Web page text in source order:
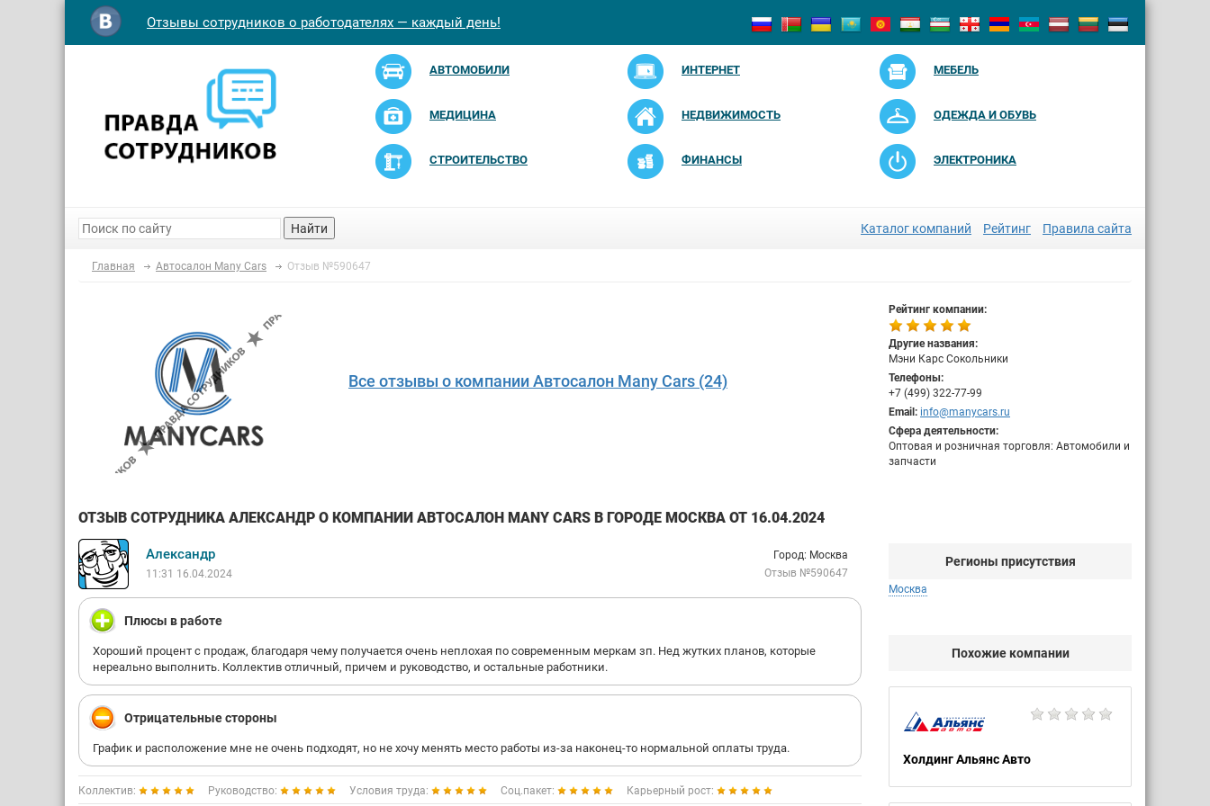
Отзывы сотрудников о работодателях — каждый день!
АВТОМОБИЛИ ИНТЕРНЕТ МЕБЕЛЬ
МЕДИЦИНА НЕДВИЖИМОСТЬ ОДЕЖДА И ОБУВЬ
СТРОИТЕЛЬСТВО ФИНАНСЫ ЭЛЕКТРОНИКА
Найти Каталог компаний Рейтинг Правила сайта
Главная Автосалон Many Cars Отзыв №590647
Все отзывы о компании Автосалон Many Cars (24)
Рейтинг компании:
Другие названия:
Мэни Карс Сокольники
Телефоны:
+7 (499) 322-77-99
Email: info@manycars.ru
Сфера деятельности:
Оптовая и розничная торговля: Автомобили и
запчасти
ОТЗЫВ СОТРУДНИКА АЛЕКСАНДР О КОМПАНИИ АВТОСАЛОН MANY CARS В ГОРОДЕ МОСКВА ОТ 16.04.2024
Александр
11:31 16.04.2024
Город: Москва
Отзыв №590647
Плюсы в работе
Хороший процент с продаж, благодаря чему получается очень неплохая по современным меркам зп. Нед жутких планов, которые
нереально выполнить. Коллектив отличный, причем и руководство, и остальные работники.
Отрицательные стороны
График и расположение мне не очень подходят, но не хочу менять место работы из-за наконец-то нормальной оплаты труда.
Коллектив: Руководство: Условия труда: Соц.пакет: Карьерный рост:
Регионы присутствия
Москва
Похожие компании
Холдинг Альянс Авто